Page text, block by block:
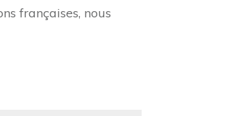
françaises, nous